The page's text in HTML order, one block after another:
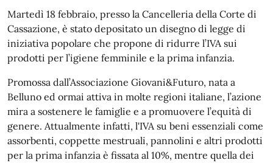
Martedì 18 febbraio, presso la Cancelleria della Corte di
Cassazione, è stato depositato un disegno di legge di
iniziativa popolare che propone di ridurre l’IVA sui
prodotti per l’igiene femminile e la prima infanzia.
Promossa dall’Associazione Giovani&Futuro, nata a
Belluno ed ormai attiva in molte regioni italiane, l’azione
mira a sostenere le famiglie e a promuovere l’equità di
genere. Attualmente infatti, l'IVA su beni essenziali come
assorbenti, coppette mestruali, pannolini e altri prodotti
per la prima infanzia è fissata al 10%, mentre quella dei